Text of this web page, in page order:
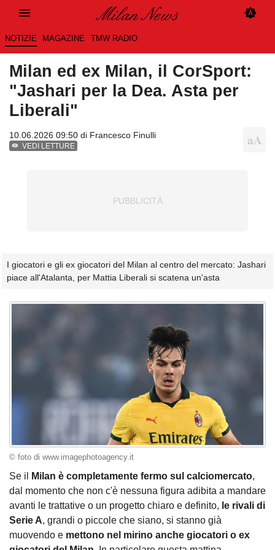
NOTIZIE MAGAZINE TMW RADIO
Milan ed ex Milan, il CorSport:
"Jashari per la Dea. Asta per
Liberali"
10.06.2026 09:50 di Francesco Finulli
VEDI LETTURE
I giocatori e gli ex giocatori del Milan al centro del mercato: Jashari
piace all'Atalanta, per Mattia Liberali si scatena un'asta
© foto di www.imagephotoagency.it
Se il Milan è completamente fermo sul calciomercato,
dal momento che non c'è nessuna figura adibita a mandare
avanti le trattative o un progetto chiaro e definito, le rivali di
Serie A, grandi o piccole che siano, si stanno già
muovendo e mettono nel mirino anche giocatori o ex